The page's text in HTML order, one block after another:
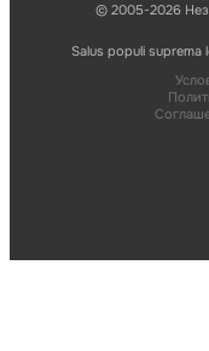
© 2005-2026
Salus populi